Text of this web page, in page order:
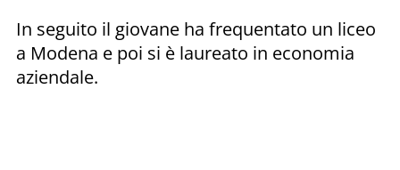
In seguito il giovane ha frequentato un liceo
a Modena e poi si è laureato in economia
aziendale.